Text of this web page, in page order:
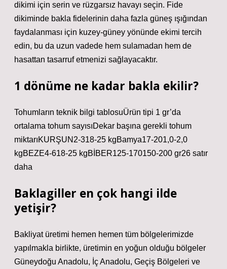
dikimi için serin ve rüzgarsız havayı seçin. Fide
dikiminde bakla fidelerinin daha fazla güneş ışığından
faydalanması için kuzey-güney yönünde ekimi tercih
edin, bu da uzun vadede hem sulamadan hem de
hasattan tasarruf etmenizi sağlayacaktır.
1 dönüme ne kadar bakla ekilir?
Tohumların teknik bilgi tablosuÜrün tipi 1 gr’da
ortalama tohum sayısıDekar başına gerekli tohum
miktarıKURŞUN2-318-25 kgBamya17-201,0-2,0
kgBEZE4-618-25 kgBİBER125-170150-200 gr26 satır
daha
Baklagiller en çok hangi ilde
yetişir?
Bakliyat üretimi hemen hemen tüm bölgelerimizde
yapılmakla birlikte, üretimin en yoğun olduğu bölgeler
Güneydoğu Anadolu, İç Anadolu, Geçiş Bölgeleri ve